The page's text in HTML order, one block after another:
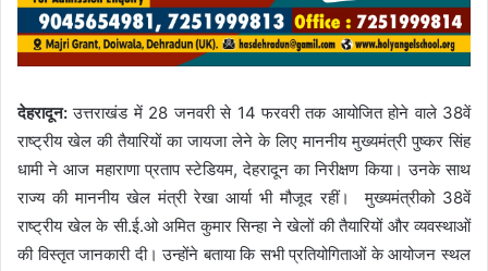
देहरादून: उत्तराखंड में 28 जनवरी से 14 फरवरी तक आयोजित होने वाले 38वें
राष्ट्रीय खेल की तैयारियों का जायजा लेने के लिए माननीय मुख्यमंत्री पुष्कर सिंह
धामी ने आज महाराणा प्रताप स्टेडियम, देहरादून का निरीक्षण किया। उनके साथ
राज्य की माननीय खेल मंत्री रेखा आर्या भी मौजूद रहीं। मुख्यमंत्रीको 38वें
राष्ट्रीय खेल के सी.ई.ओ अमित कुमार सिन्हा ने खेलों की तैयारियों और व्यवस्थाओं
की विस्तृत जानकारी दी। उन्होंने बताया कि सभी प्रतियोगिताओं के आयोजन स्थल